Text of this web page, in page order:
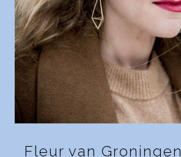
Fleur van Groningen